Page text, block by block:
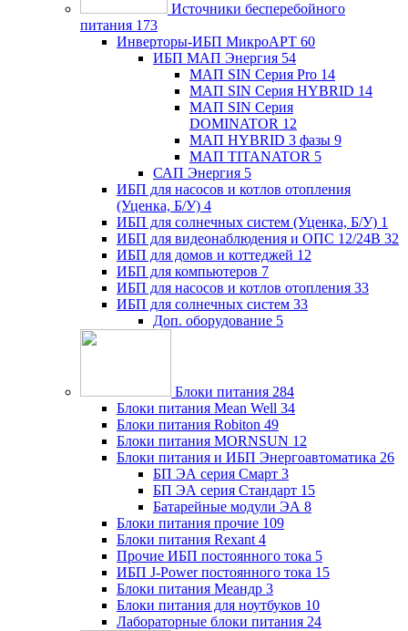
Источники бесперебойного
питания 173
Инверторы-ИБП МикроАРТ 60
ИБП МАП Энергия 54
МАП SIN Серия Pro 14
МАП SIN Серия HYBRID 14
МАП SIN Серия
DOMINATOR 12
МАП HYBRID 3 фазы 9
МАП TITANATOR 5
САП Энергия 5
ИБП для насосов и котлов отопления
(Уценка, Б/У) 4
ИБП для солнечных систем (Уценка, Б/У) 1
ИБП для видеонаблюдения и ОПС 12/24В 32
ИБП для домов и коттеджей 12
ИБП для компьютеров 7
ИБП для насосов и котлов отопления 33
ИБП для солнечных систем 33
Доп. оборудование 5
Блоки питания 284
Блоки питания Mean Well 34
Блоки питания Robiton 49
Блоки питания MORNSUN 12
Блоки питания и ИБП Энергоавтоматика 26
БП ЭА серия Смарт 3
БП ЭА серия Стандарт 15
Батарейные модули ЭА 8
Блоки питания прочие 109
Блоки питания Rexant 4
Прочие ИБП постоянного тока 5
ИБП J-Power постоянного тока 15
Блоки питания Меандр 3
Блоки питания для ноутбуков 10
Лабораторные блоки питания 24